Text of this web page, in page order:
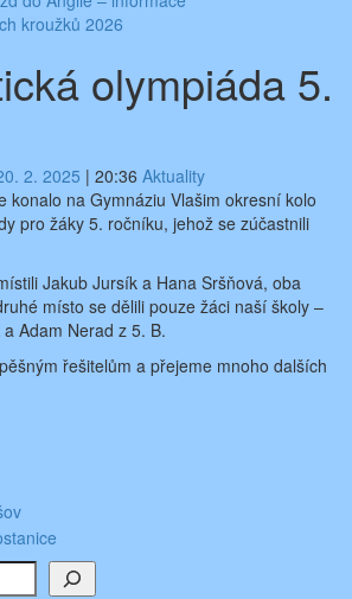
kroužků 2026
olympiáda 5.
2. 2025 | 20:36 Aktuality
konalo na Gymnáziu Vlašim okresní kolo
pro žáky 5. ročníku, jehož se zúčastnili
Jakub Jursík a Hana Sršňová, oba
místo se dělili pouze žáci naší školy –
Adam Nerad z 5. B.
řešitelům a přejeme mnoho dalších